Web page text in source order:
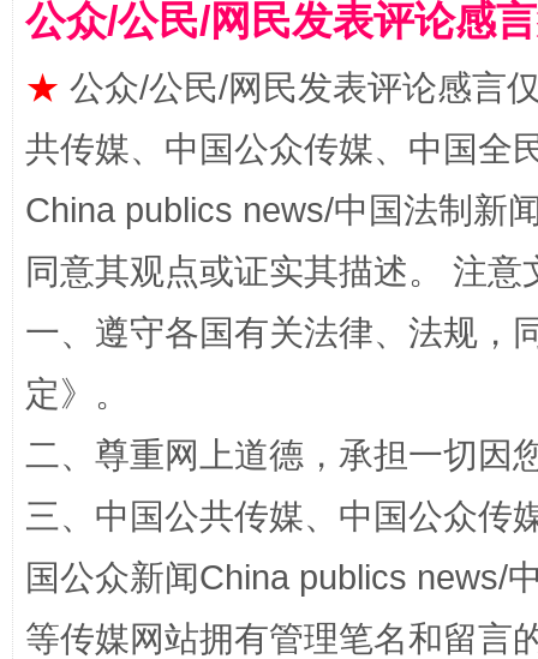
解纷+调解+退费，一次搞定
公众/公民/网民发表评论感
★ 公众/公民/网民发表评论感言
共传媒、中国公众传媒、中国全
China publics news/中国法制新
同意其观点或证实其描述。 注
一、遵守各国有关法律、法规，
定》。
二、尊重网上道德，承担一切因
三、中国公共传媒、中国公众传
国公众新闻China publics news/
等传媒网站拥有管理笔名和留言